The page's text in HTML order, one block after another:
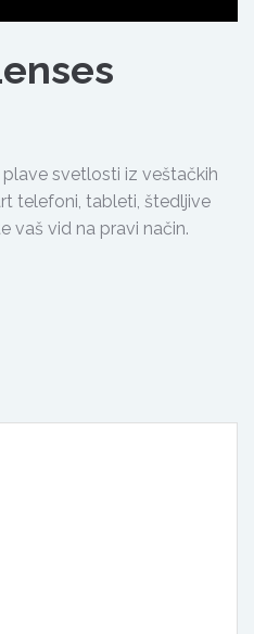
svetlosti iz veštačkih
telefoni, tableti, štedljive
vaš vid na pravi način.